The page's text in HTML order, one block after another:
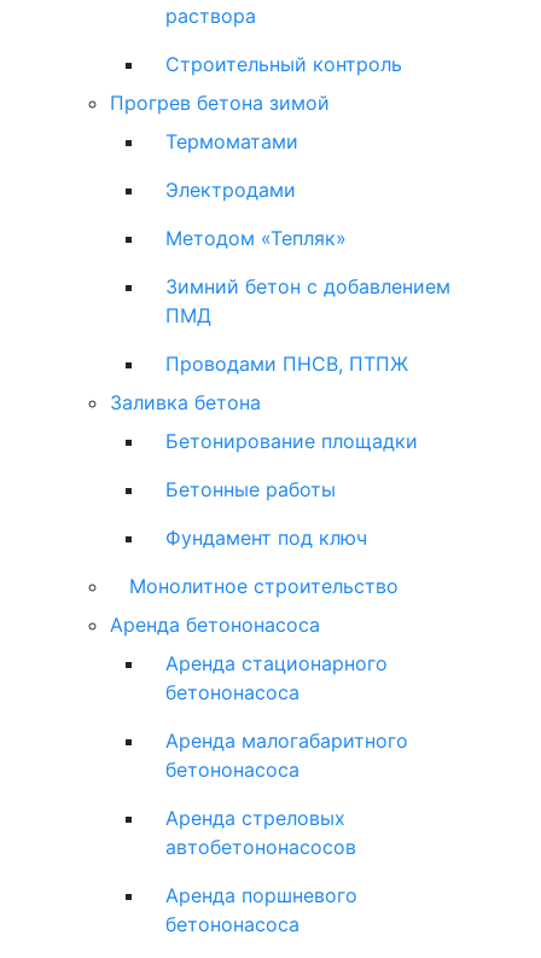
раствора
Строительный контроль
Прогрев бетона зимой
Термоматами
Электродами
Методом «Тепляк»
Зимний бетон с добавлением
ПМД
Проводами ПНСВ, ПТПЖ
Заливка бетона
Бетонирование площадки
Бетонные работы
Фундамент под ключ
Монолитное строительство
Аренда бетононасоса
Аренда стационарного
бетононасоса
Аренда малогабаритного
бетононасоса
Аренда стреловых
автобетононасосов
Аренда поршневого
бетононасоса